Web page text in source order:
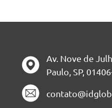
Av. Nove de
Paulo, SP,